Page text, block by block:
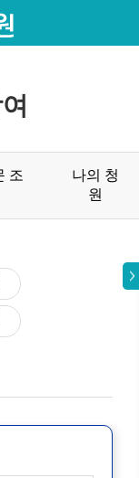
조
나의 청
원